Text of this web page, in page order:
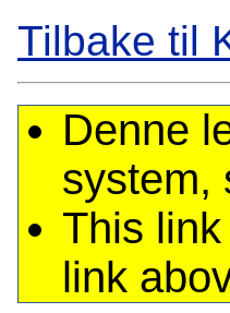
Tilbake til
Denne
system,
This
link